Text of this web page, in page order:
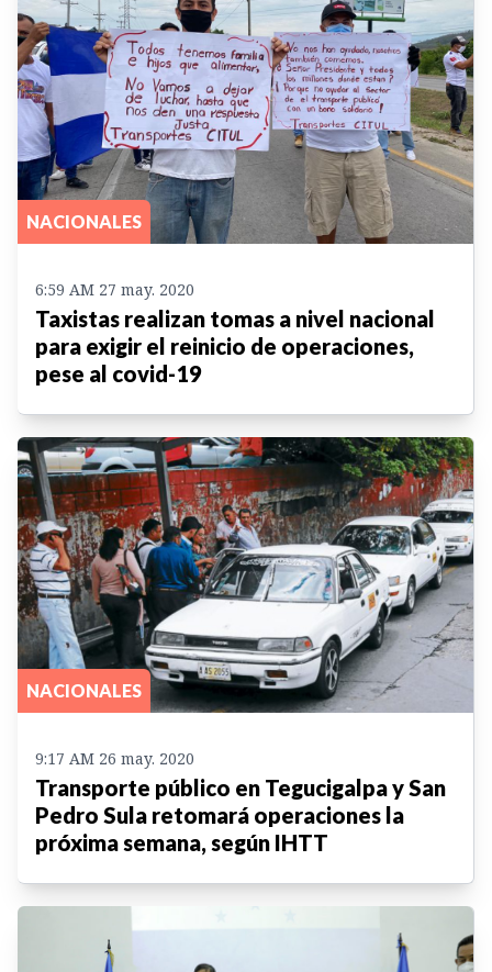
NACIONALES
6:59 AM 27 may. 2020
Taxistas realizan tomas a nivel nacional
para exigir el reinicio de operaciones,
pese al covid-19
NACIONALES
9:17 AM 26 may. 2020
Transporte público en Tegucigalpa y San
Pedro Sula retomará operaciones la
próxima semana, según IHTT